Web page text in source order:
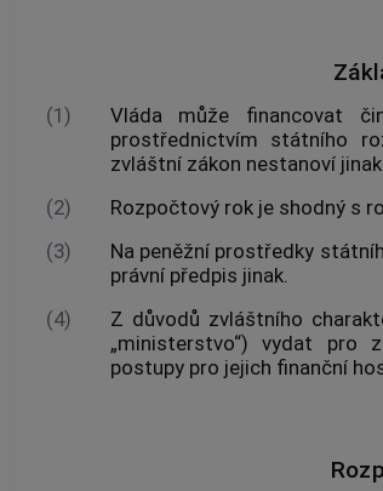
(1)
Vláda může financovat
prostřednictvím státního
zvláštní zákon nestanoví
(2)
Rozpočtový rok je shodný s
(3)
Na peněžní prostředky
právní předpis jinak.
(4)
Z důvodů zvláštního
„ministerstvo“) vydat pro
postupy pro jejich finanční